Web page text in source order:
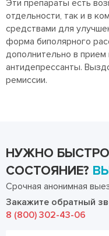
Эти препараты есть
отдельности, так и в
средствами для
форма биполярного
дополнительно в прием
антидепрессанты.
ремиссии.
НУЖНО
СОСТОЯНИЕ?
Срочная анонимная
Закажите обратный
8 (800) 302-43-06